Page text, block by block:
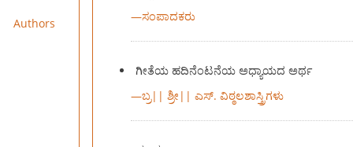
Authors
—ಸಂಪಾದಕರು
ಗೀತೆಯ ಹದಿನೆಂಟನೆಯ ಅಧ್ಯಾಯದ ಅರ್ಥ
—ಬ್ರ|| ಶ್ರೀ|| ಎಸ್. ವಿಠ್ಠಲಶಾಸ್ತ್ರಿಗಳು